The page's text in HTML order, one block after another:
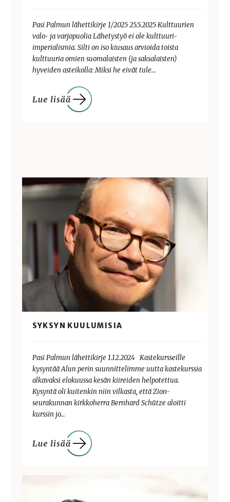
Pasi Palmun lähettikirje 1/2025 25.5.2025 Kulttuurien
valo- ja varjopuolia Lähetystyö ei ole kulttuuri-
imperialismia. Silti on iso kiusaus arvioida toista
kulttuuria omien suomalaisten (ja saksalaisten)
hyveiden asteikolla: Miksi he eivät tule…
SYKSYN KUULUMISIA
Pasi Palmun lähettikirje 1.12.2024 Kastekursseille
kysyntää Alun perin suunnittelimme uutta kastekurssia
alkavaksi elokuussa kesän kiireiden helpotettua.
Kysyntä oli kuitenkin niin vilkasta, että Zion-
seurakunnan kirkkoherra Bernhard Schütze aloitti
kurssin jo…